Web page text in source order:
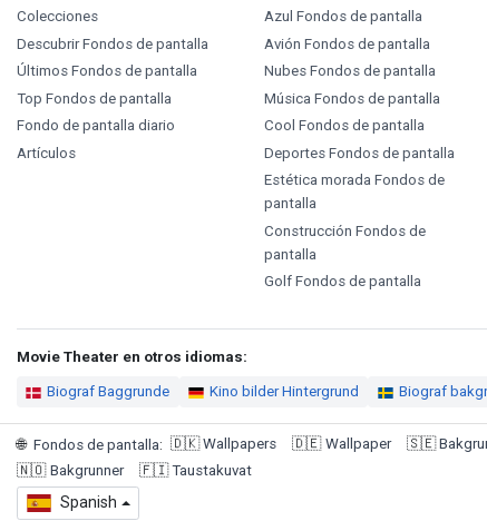
Colecciones
Descubrir Fondos de pantalla
Últimos Fondos de pantalla
Top Fondos de pantalla
Fondo de pantalla diario
Artículos
Azul Fondos de pantalla
Avión Fondos de pantalla
Nubes Fondos de pantalla
Música Fondos de pantalla
Cool Fondos de pantalla
Deportes Fondos de pantalla
Estética morada Fondos de
pantalla
Construcción Fondos de
pantalla
Golf Fondos de pantalla
Movie Theater en otros idiomas:
Biograf Baggrunde Kino bilder Hintergrund Biograf
🌐 Fondos de pantalla: 🇩🇰 Wallpapers 🇩🇪 Wallpaper 🇸🇪
🇳🇴 Bakgrunner 🇫🇮 Taustakuvat
Spanish